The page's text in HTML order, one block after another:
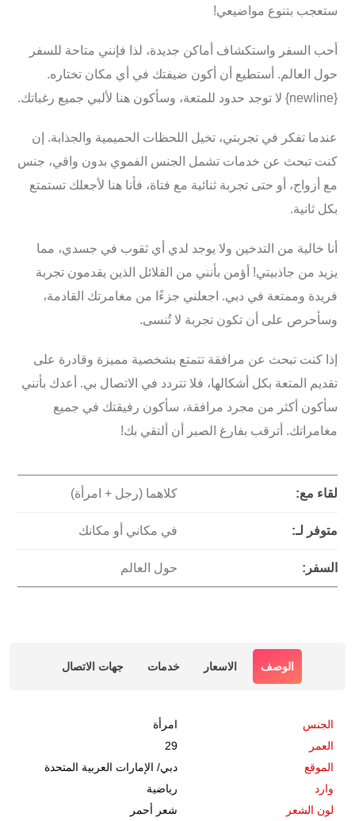
ستعجب بتنوع مواضيعي!
أحب السفر واستكشاف أماكن جديدة، لذا فإنني متاحة للسفر
حول العالم. أستطيع أن أكون ضيفتك في أي مكان تختاره.
{newline} لا توجد حدود للمتعة، وسأكون هنا لألبي جميع رغباتك.
عندما تفكر في تجربتي، تخيل اللحظات الحميمية والجذابة. إن
كنت تبحث عن خدمات تشمل الجنس الفموي بدون واقي، جنس
مع أزواج، أو حتى تجربة ثنائية مع فتاة، فأنا هنا لأجعلك تستمتع
بكل ثانية.
أنا خالية من التدخين ولا يوجد لدي أي ثقوب في جسدي، مما
يزيد من جاذبيتي! أؤمن بأنني من القلائل الذين يقدمون تجربة
فريدة وممتعة في دبي. اجعلني جزءًا من مغامرتك القادمة،
وسأحرص على أن تكون تجربة لا تُنسى.
إذا كنت تبحث عن مرافقة تتمتع بشخصية مميزة وقادرة على
تقديم المتعة بكل أشكالها، فلا تتردد في الاتصال بي. أعدك بأنني
سأكون أكثر من مجرد مرافقة، سأكون رفيقتك في جميع
مغامراتك. أترقب بفارغ الصبر أن ألتقي بك!
لقاء مع: كلاهما (رجل + امرأة)
متوفر لـ: في مكاني أو مكانك
السفر: حول العالم
الوصف الاسعار خدمات جهات الاتصال
الجنس
امرأة
العمر
29
الموقع
دبي/ الإمارات العربية المتحدة
وارد
رياضية
لون الشعر
شعر أحمر